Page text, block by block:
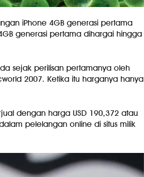
iPhone 4GB generasi pertama
generasi pertama dihargai hingga
sejak perilisan pertamanya oleh
2007. Ketika itu harganya hanya
dengan harga USD 190,372 atau
pelelangan online di situs milik